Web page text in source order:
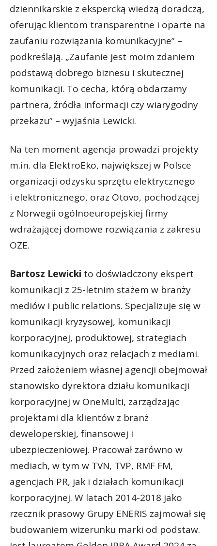
dziennikarskie z ekspercką wiedzą doradczą,
oferując klientom transparentne i oparte na
zaufaniu rozwiązania komunikacyjne” –
podkreślają. „Zaufanie jest moim zdaniem
podstawą dobrego biznesu i skutecznej
komunikacji. To cecha, którą obdarzamy
partnera, źródła informacji czy wiarygodny
przekazu” – wyjaśnia Lewicki.
Na ten moment agencja prowadzi projekty
m.in. dla ElektroEko, największej w Polsce
organizacji odzysku sprzętu elektrycznego
i elektronicznego, oraz Otovo, pochodzącej
z Norwegii ogólnoeuropejskiej firmy
wdrażającej domowe rozwiązania z zakresu
OZE.
Bartosz Lewicki to doświadczony ekspert
komunikacji z 25-letnim stażem w branży
mediów i public relations. Specjalizuje się w
komunikacji kryzysowej, komunikacji
korporacyjnej, produktowej, strategiach
komunikacyjnych oraz relacjach z mediami.
Przed założeniem własnej agencji obejmował
stanowisko dyrektora działu komunikacji
korporacyjnej w OneMulti, zarządzając
projektami dla klientów z branż
deweloperskiej, finansowej i
ubezpieczeniowej. Pracował zarówno w
mediach, w tym w TVN, TVP, RMF FM,
agencjach PR, jak i działach komunikacji
korporacyjnej. W latach 2014-2018 jako
rzecznik prasowy Grupy ENERIS zajmował się
budowaniem wizerunku marki od podstaw.